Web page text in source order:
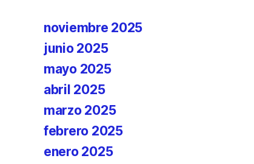
noviembre 2025
junio 2025
mayo 2025
abril 2025
marzo 2025
febrero 2025
enero 2025